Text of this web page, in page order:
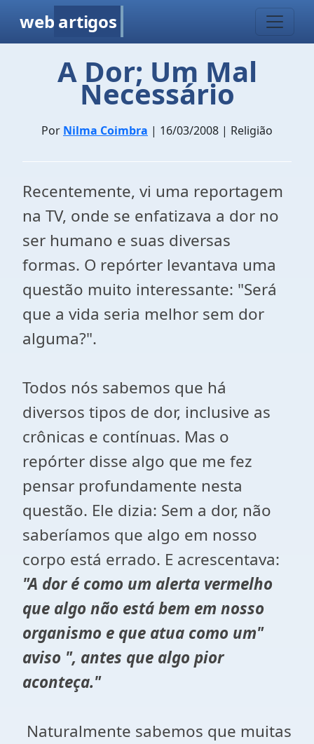
web artigos
A Dor; Um Mal
Necessário
Por Nilma Coimbra | 16/03/2008 | Religião
Recentemente, vi uma reportagem
na TV, onde se enfatizava a dor no
ser humano e suas diversas
formas. O repórter levantava uma
questão muito interessante: "Será
que a vida seria melhor sem dor
alguma?".
Todos nós sabemos que há
diversos tipos de dor, inclusive as
crônicas e contínuas. Mas o
repórter disse algo que me fez
pensar profundamente nesta
questão. Ele dizia: Sem a dor, não
saberíamos que algo em nosso
corpo está errado. E acrescentava:
"A dor é como um alerta vermelho
que algo não está bem em nosso
organismo e que atua como um"
aviso ", antes que algo pior
aconteça."
Naturalmente sabemos que muitas